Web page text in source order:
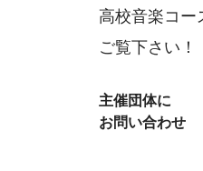
高校音楽コー
ご覧下さい！
主催団体に
お問い合わせ